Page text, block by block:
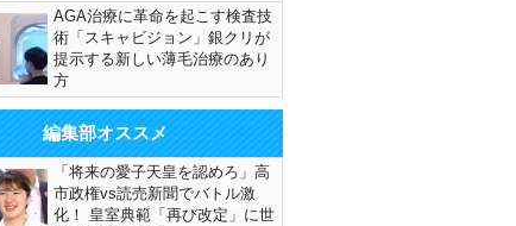
AGA治療に革命を起こす検査技
術「スキャビジョン」銀クリが
提示する新しい薄毛治療のあり
方
編集部オススメ
「将来の愛子天皇を認めろ」高
市政権vs読売新聞でバトル激
化！ 皇室典範「再び改定」に世